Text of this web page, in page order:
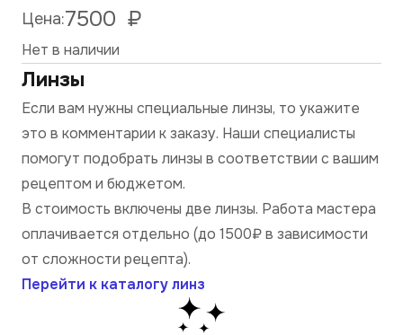
Цена:7500 ₽
Нет в наличии
Линзы
Если вам нужны специальные линзы, то укажите
это в комментарии к заказу. Наши специалисты
помогут подобрать линзы в соответствии с вашим
рецептом и бюджетом.
В стоимость включены две линзы. Работа мастера
оплачивается отдельно (до 1500₽ в зависимости
от сложности рецепта).
Перейти к каталогу линз